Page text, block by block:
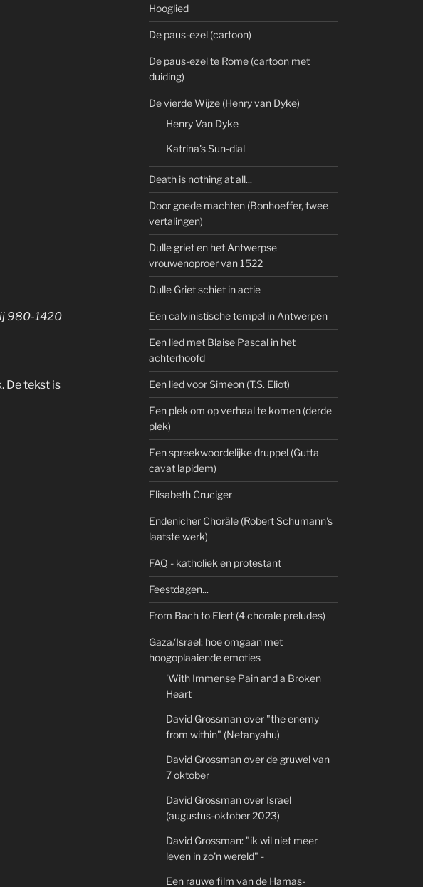
980-1420
De tekst is
Hooglied
De paus-ezel (cartoon)
De paus-ezel te Rome (cartoon met
duiding)
De vierde Wijze (Henry van Dyke)
Henry Van Dyke
Katrina's Sun-dial
Death is nothing at all...
Door goede machten (Bonhoeffer, twee
vertalingen)
Dulle griet en het Antwerpse
vrouwenoproer van 1522
Dulle Griet schiet in actie
Een calvinistische tempel in Antwerpen
Een lied met Blaise Pascal in het
achterhoofd
Een lied voor Simeon (T.S. Eliot)
Een plek om op verhaal te komen (derde
plek)
Een spreekwoordelijke druppel (Gutta
cavat lapidem)
Elisabeth Cruciger
Endenicher Choräle (Robert Schumann's
laatste werk)
FAQ - katholiek en protestant
Feestdagen...
From Bach to Elert (4 chorale preludes)
Gaza/Israel: hoe omgaan met
hoogoplaaiende emoties
'With Immense Pain and a Broken
Heart
David Grossman over "the enemy
from within" (Netanyahu)
David Grossman over de gruwel van
7 oktober
David Grossman over Israel
(augustus-oktober 2023)
David Grossman: "ik wil niet meer
leven in zo'n wereld" -
Een rauwe film van de Hamas-